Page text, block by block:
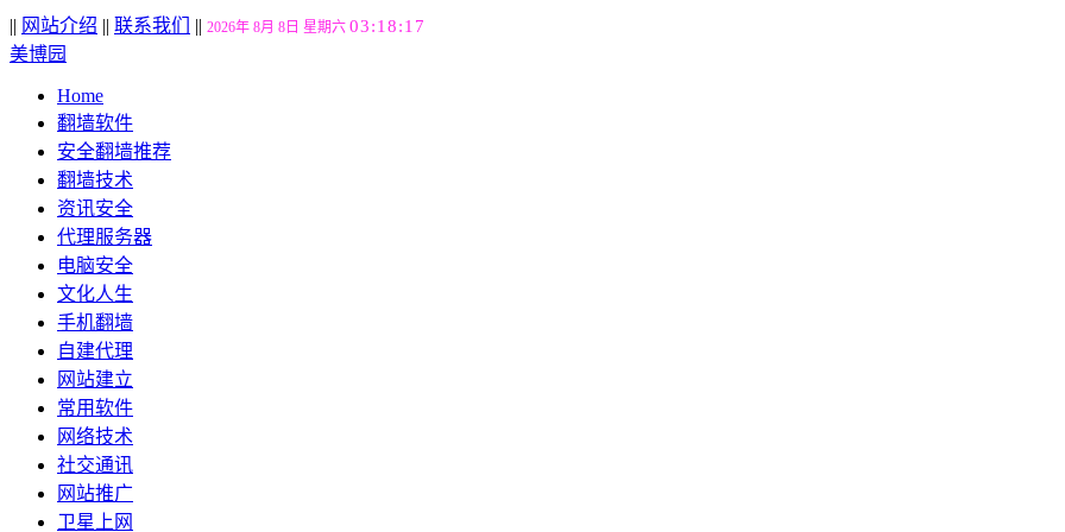
|| 网站介绍 || 联系我们 || 2026年 8月 8日 星期六 03:18:18
美博园
Home
翻墙软件
安全翻墙推荐
翻墙技术
资讯安全
代理服务器
电脑安全
文化人生
手机翻墙
自建代理
网站建立
常用软件
网络技术
社交通讯
网站推广
卫星上网